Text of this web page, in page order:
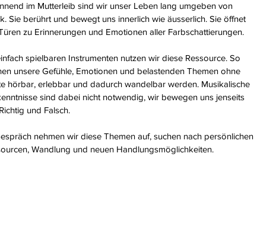
im Mutterleib sind wir unser Leben lang umgeben von
Sie berührt und bewegt uns innerlich wie äusserlich. Sie öffnet
zu Erinnerungen und Emotionen aller Farbschattierungen.
spielbaren Instrumenten nutzen wir diese Ressource. So
unsere Gefühle, Emotionen und belastenden Themen ohne
hörbar, erlebbar und dadurch wandelbar werden. Musikalische
sind dabei nicht notwendig, wir bewegen uns jenseits
und Falsch.
nehmen wir diese Themen auf, suchen nach persönlichen
Wandlung und neuen Handlungsmöglichkeiten.